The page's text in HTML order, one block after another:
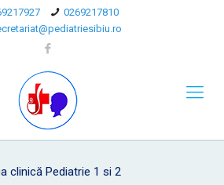
0269217810
clinică Pediatrie 1 si 2